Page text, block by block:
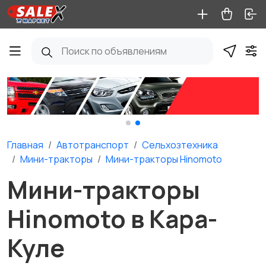
Главная Автотранспорт
Сельхозтехника
Мини-тракторы
Мини-тракторы Hinomoto
Мини-тракторы
Hinomoto в Кара-
Куле